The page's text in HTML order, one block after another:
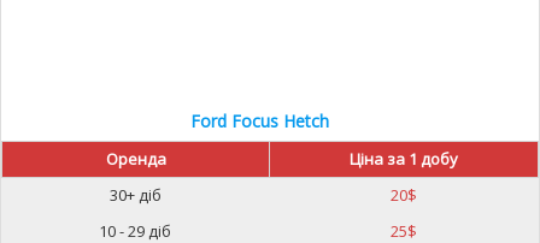
Ford Focus Hetch
Оренда
Ціна за 1 добу
30+ діб
20$
10 - 29 діб
25$